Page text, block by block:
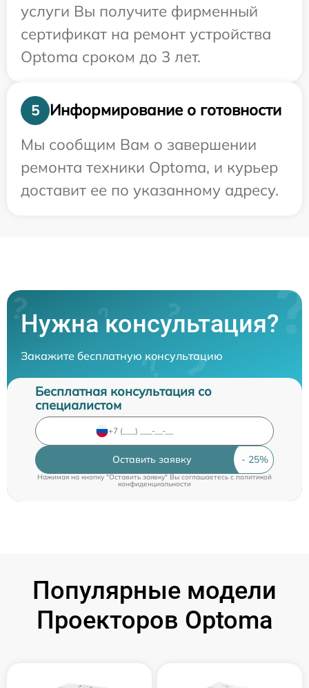
услуги Вы получите фирменный
сертификат на ремонт устройства
Optoma сроком до 3 лет.
5
Информирование о готовности
Мы сообщим Вам о завершении
ремонта техники Optoma, и курьер
доставит ее по указанному адресу.
Нужна консультация?
Закажите бесплатную консультацию
Бесплатная консультация со
специалистом
Оставить заявку
Нажимая на кнопку "Оставить заявку" Вы соглашаетесь cполитикой
конфиденциальности
Популярные модели
Проекторов Optoma